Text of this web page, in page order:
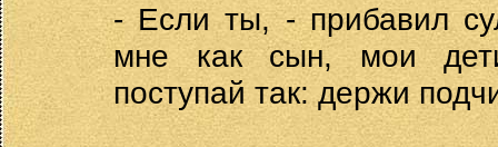
- Если ты, - прибавил
мне как сын, мои дети
поступай так: держи